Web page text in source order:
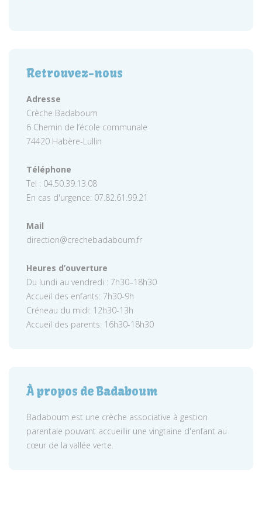
Retrouvez-nous
Adresse
Crèche Badaboum
6 Chemin de l’école communale
74420 Habère-Lullin
Téléphone
Tel : 04.50.39.13.08
En cas d'urgence: 07.82.61.99.21
Mail
direction@crechebadaboum.fr
Heures d’ouverture
Du lundi au vendredi : 7h30–18h30
Accueil des enfants: 7h30-9h
Créneau du midi: 12h30-13h
Accueil des parents: 16h30-18h30
À propos de Badaboum
Badaboum est une crèche associative à gestion
parentale pouvant accueillir une vingtaine d'enfant au
cœur de la vallée verte.